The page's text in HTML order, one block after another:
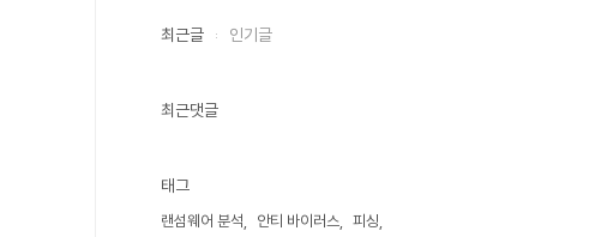
최근글 인기글
최근댓글
태그
랜섬웨어 분석 안티 바이러스
피싱